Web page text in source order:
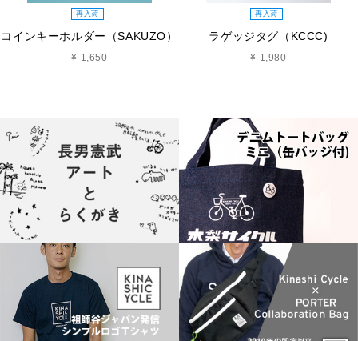
再入荷
コインキーホルダー（SAKUZO）
¥ 1,650
再入荷
ラゲッジタグ（KCCC)
¥ 1,980